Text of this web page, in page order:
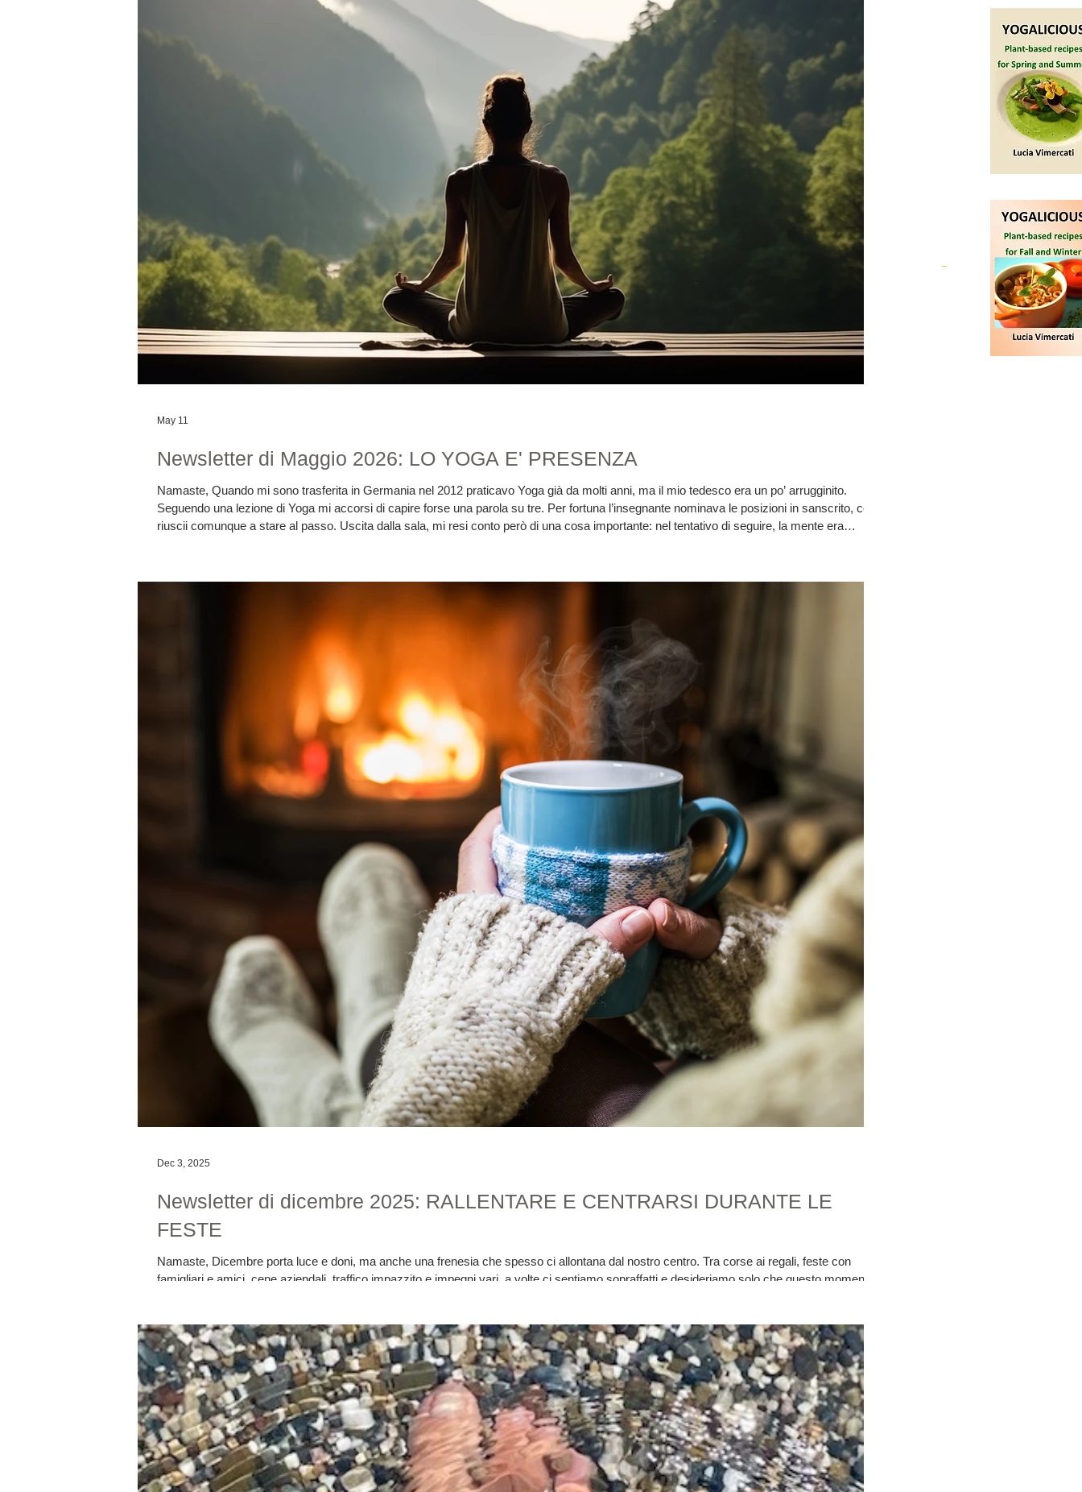
Newsletter di Maggio 2026: LO YOGA E' PRESENZA
Namaste, Quando mi sono trasferita in Germania nel 2012 praticavo Yoga già da molti anni, ma il mio tedesco era un po’ arrugginito.
Seguendo una lezione di Yoga mi accorsi di capire forse una parola su tre. Per fortuna l’insegnante nominava le posizioni in sanscrito, così
riuscii comunque a stare al passo. Uscita dalla sala, mi resi conto però di una cosa importante: nel tentativo di seguire, la mente era
May 11
Newsletter di dicembre 2025: RALLENTARE E CENTRARSI DURANTE LE
FESTE
Namaste, Dicembre porta luce e doni, ma anche una frenesia che spesso ci allontana dal nostro centro. Tra corse ai regali, feste con
famigliari e amici, cene aziendali, traffico impazzito e impegni vari, a volte ci sentiamo sopraffatti e desideriamo solo che questo momento
Dec 3, 2025